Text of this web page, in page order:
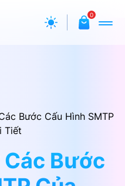
0
Bước Cấu Hình SMTP
Tiết
Các Bước